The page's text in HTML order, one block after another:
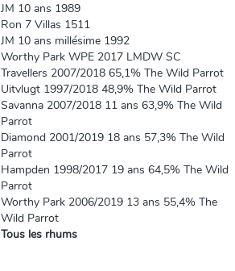
JM 10 ans 1989
Ron 7 Villas 1511
JM 10 ans millésime 1992
Worthy Park WPE 2017 LMDW SC
Travellers 2007/2018 65,1% The Wild Parrot
Uitvlugt 1997/2018 48,9% The Wild Parrot
Savanna 2007/2018 11 ans 63,9% The Wild
Parrot
Diamond 2001/2019 18 ans 57,3% The Wild
Parrot
Hampden 1998/2017 19 ans 64,5% The Wild
Parrot
Worthy Park 2006/2019 13 ans 55,4% The
Wild Parrot
Tous les rhums